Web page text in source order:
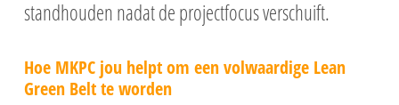
standhouden nadat de projectfocus verschuift.
Hoe MKPC jou helpt om een volwaardige Lean
Green Belt te worden